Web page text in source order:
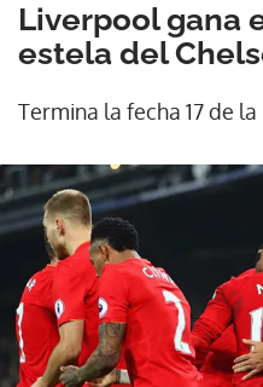
Liverpool gana
estela del
Termina la fecha 17 de